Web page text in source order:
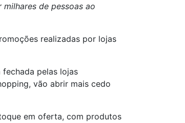
de pessoas ao
realizadas por lojas
pelas lojas
vão abrir mais cedo
em oferta, com produtos